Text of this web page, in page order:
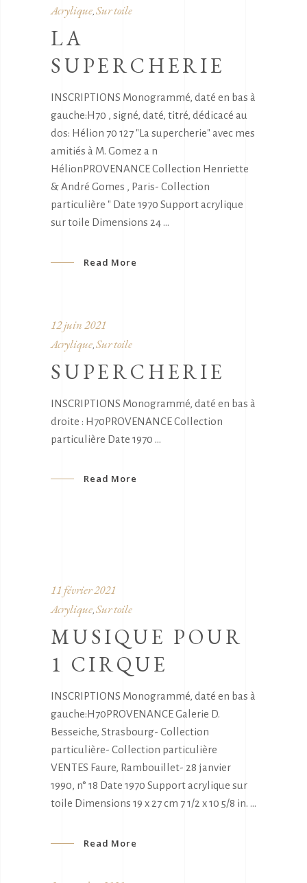
Acrylique, Sur toile
LA
SUPERCHERIE
INSCRIPTIONS Monogrammé, daté en bas à
gauche:H70 , signé, daté, titré, dédicacé au
dos: Hélion 70 127 "La supercherie" avec mes
amitiés à M. Gomez a n
HélionPROVENANCE Collection Henriette
& André Gomes , Paris- Collection
particulière " Date 1970 Support acrylique
sur toile Dimensions 24
Read More
12 juin 2021
Acrylique Sur toile
SUPERCHERIE
INSCRIPTIONS Monogrammé, daté en bas à
droite : H70PROVENANCE Collection
particulière Date 1970
Read More
11 février 2021
Acrylique, Sur toile
MUSIQUE POUR
1 CIRQUE
INSCRIPTIONS Monogrammé, daté en bas à
gauche:H70PROVENANCE Galerie D.
Besseiche, Strasbourg- Collection
particulière- Collection particulière
VENTES Faure, Rambouillet- 28 janvier
1990, n° 18 Date 1970 Support acrylique sur
toile Dimensions 19 x 27 cm 7 1/2 x 10 5/8 in.
Read More